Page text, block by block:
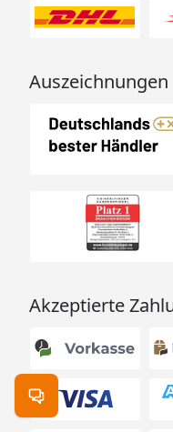
Auszeichnungen
Akzeptierte
Kontakt öffnen